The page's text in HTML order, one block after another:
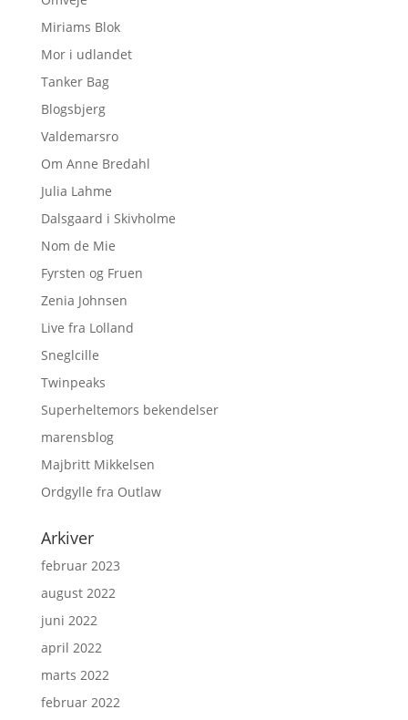
Miriams Blok
Mor i udlandet
Tanker Bag
Blogsbjerg
Valdemarsro
Om Anne Bredahl
Julia Lahme
Dalsgaard i Skivholme
Nom de Mie
Fyrsten og Fruen
Zenia Johnsen
Live fra Lolland
Sneglcille
Twinpeaks
Superheltemors bekendelser
marensblog
Majbritt Mikkelsen
Ordgylle fra Outlaw
Arkiver
februar 2023
august 2022
juni 2022
april 2022
marts 2022
februar 2022